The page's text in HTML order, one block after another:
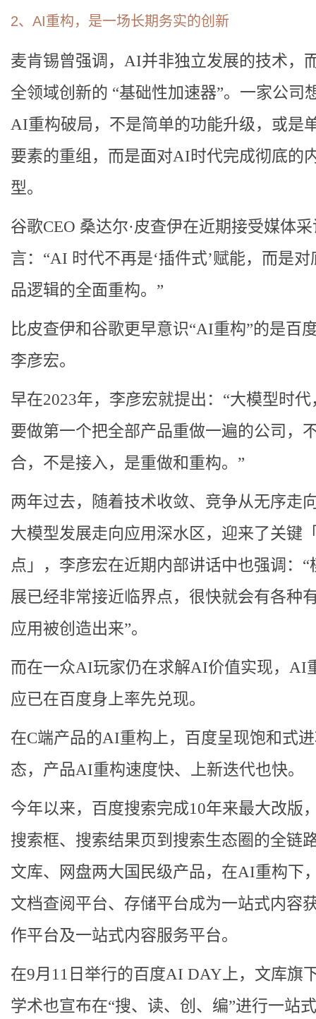
2、AI重构，是一场长期务实的创新
麦肯锡曾强调，AI并非独立发展的技术，
全领域创新的 “基础性加速器”。一家公司
AI重构破局，不是简单的功能升级，或是
要素的重组，而是面对AI时代完成彻底的
型。
谷歌CEO 桑达尔·皮查伊在近期接受媒体
言：“AI 时代不再是‘插件式’赋能，而是对
品逻辑的全面重构。”
比皮查伊和谷歌更早意识“AI重构”的是百
李彦宏。
早在2023年，李彦宏就提出：“大模型时代
要做第一个把全部产品重做一遍的公司，
合，不是接入，是重做和重构。”
两年过去，随着技术收敛、竞争从无序走
大模型发展走向应用深水区，迎来了关键
点」，李彦宏在近期内部讲话中也强调：“
展已经非常接近临界点，很快就会有各种
应用被创造出来”。
而在一众AI玩家仍在求解AI价值实现，AI
应已在百度身上率先兑现。
在C端产品的AI重构上，百度呈现饱和式
态，产品AI重构速度快、上新迭代也快。
今年以来，百度搜索完成10年来最大改版
搜索框、搜索结果页到搜索生态圈的全链
文库、网盘两大国民级产品，在AI重构下
文档查阅平台、存储平台成为一站式内容
作平台及一站式内容服务平台。
在9月11日举行的百度AI DAY上，文库旗
学术也宣布在“搜、读、创、编”进行一站